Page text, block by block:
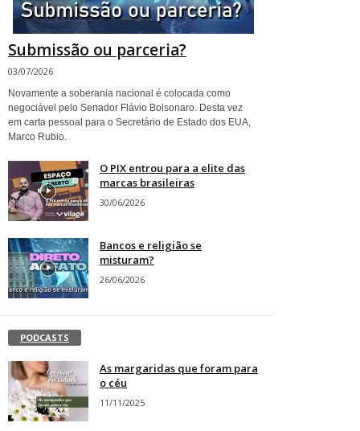
Submissão ou parceria?
03/07/2026
Novamente a soberania nacional é colocada como
negociável pelo Senador Flávio Bolsonaro. Desta vez
em carta pessoal para o Secretário de Estado dos EUA,
Marco Rubio.
O PIX entrou para a elite das
marcas brasileiras
30/06/2026
Bancos e religião se
misturam?
26/06/2026
PODCASTS
As margaridas que foram para
o céu
11/11/2025